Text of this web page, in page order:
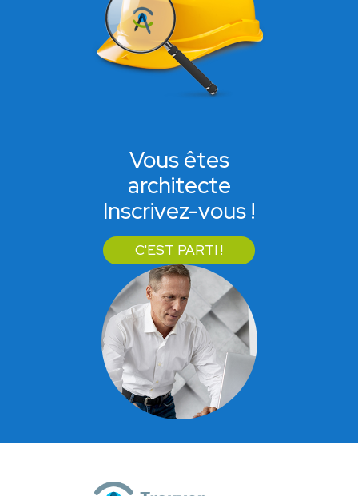
Vous êtes
architecte
Inscrivez-vous !
C'EST PARTI !